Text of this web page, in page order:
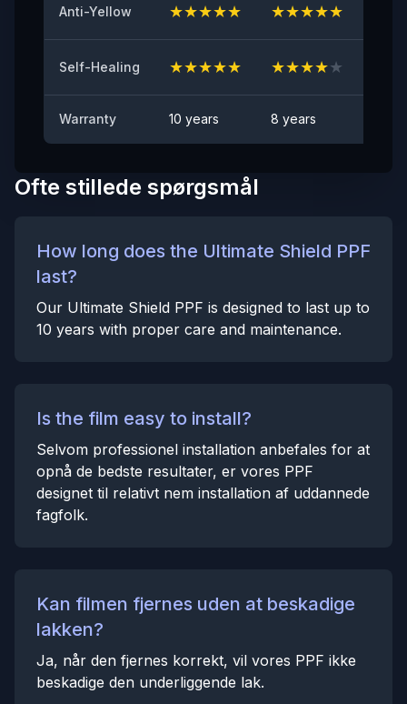
Pletafvisende
Ingen synlig plet
Anti-Yellow ★★★★★ ★★★★★
Self-Healing ★★★★★ ★★★★★
Warranty 10 years 8 years
Ofte stillede spørgsmål
How long does the Ultimate Shield PPF
last?
Our Ultimate Shield PPF is designed to last up to
10 years with proper care and maintenance.
Is the film easy to install?
Selvom professionel installation anbefales for at
opnå de bedste resultater, er vores PPF
designet til relativt nem installation af uddannede
fagfolk.
Kan filmen fjernes uden at beskadige
lakken?
Ja, når den fjernes korrekt, vil vores PPF ikke
beskadige den underliggende lak.